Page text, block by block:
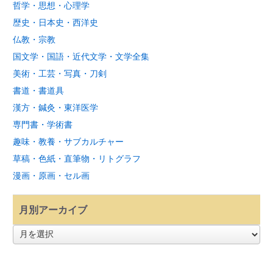
哲学・思想・心理学
歴史・日本史・西洋史
仏教・宗教
国文学・国語・近代文学・文学全集
美術・工芸・写真・刀剣
書道・書道具
漢方・鍼灸・東洋医学
専門書・学術書
趣味・教養・サブカルチャー
草稿・色紙・直筆物・リトグラフ
漫画・原画・セル画
月別アーカイブ
別